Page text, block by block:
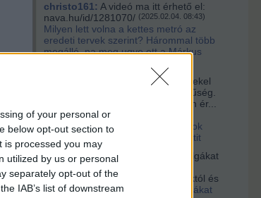
of your personal or
below opt-out section to
is processed you may
utilized by us or personal
separately opt-out of the
IAB’s list of downstream
christo161: A videó ma itt érhető el:
nava.hu/id/1281070/ (2025.02.04. 08:43)
Milyen lett volna a kettes metró az
eredeti tervek szerint? Hárommal több
megálló, na meg ugye ott a Márkus
Sziasztok! Nagyon érdekel
engem is az építészet és korszerűség.
Éppen valamelyik nap egy nagyon ér...
(2021.04.16. 10:56)
szentpétervári Müpáról. Ugyanazok
tervezik és építik, mint a budapestit
király vagyok:A négerek rabszolgákat
nem befogták Afrikában, hanem
pénzért vették az ottani uralkodóktól és
kere...(2021.03.03. 23:36
Rabszolgákat